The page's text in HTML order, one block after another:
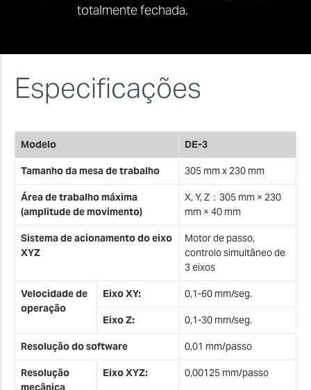
totalmente fechada.
Especificações
Modelo DE-3
Tamanho da mesa de trabalho 305 mm x 230 mm
Área de trabalho máxima
(amplitude de movimento)
X, Y, Z：305 mm × 230
mm × 40 mm
Sistema de acionamento do eixo
XYZ
Motor de passo,
controlo simultâneo de
3 eixos
Velocidade de
operação
Eixo XY: 0,1-60 mm/seg.
Eixo Z: 0,1-30 mm/seg.
Resolução do software 0,01 mm/passo
Resolução
mecânica
Eixo XYZ: 0,00125 mm/passo